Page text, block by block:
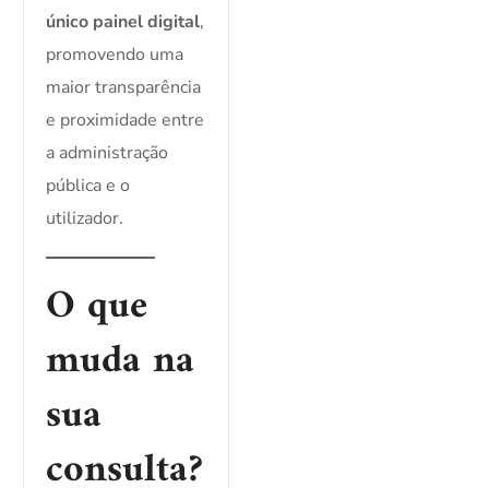
único painel digital,
promovendo uma
maior transparência
e proximidade entre
a administração
pública e o
utilizador.
O que
muda na
sua
consulta?